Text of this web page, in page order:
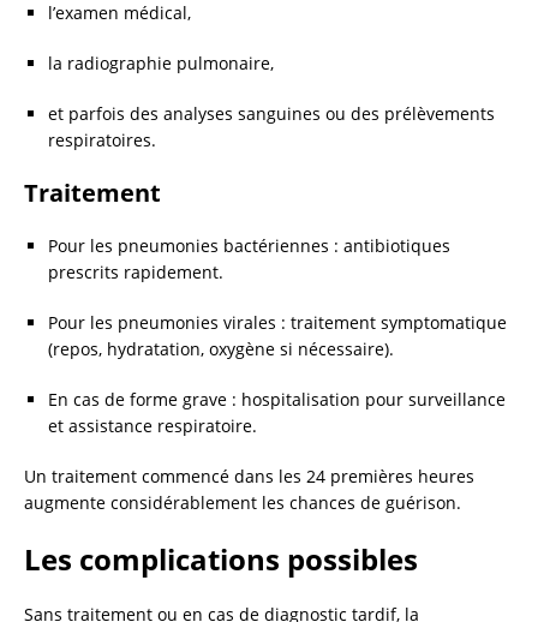
l’examen médical,
la radiographie pulmonaire,
et parfois des analyses sanguines ou des prélèvements
respiratoires.
Traitement
Pour les pneumonies bactériennes : antibiotiques
prescrits rapidement.
Pour les pneumonies virales : traitement symptomatique
(repos, hydratation, oxygène si nécessaire).
En cas de forme grave : hospitalisation pour surveillance
et assistance respiratoire.
Un traitement commencé dans les 24 premières heures
augmente considérablement les chances de guérison.
Les complications possibles
Sans traitement ou en cas de diagnostic tardif, la